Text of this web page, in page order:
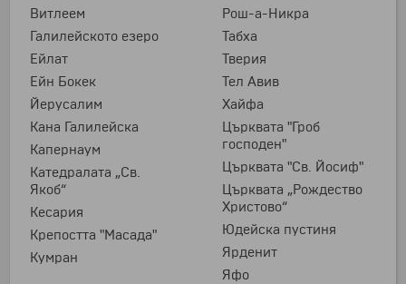
Витлеем
Галилейското езеро
Ейлат
Ейн Бокек
Йерусалим
Кана Галилейска
Капернаум
Катедралата „Св.
Якоб“
Кесария
Крепостта "Масада"
Кумран
Рош-а-Никра
Табха
Тверия
Тел Авив
Хайфа
Църквата "Гроб
господен"
Църквата "Св. Йосиф"
Църквата „Рождество
Христово“
Юдейска пустиня
Ярденит
Яфо